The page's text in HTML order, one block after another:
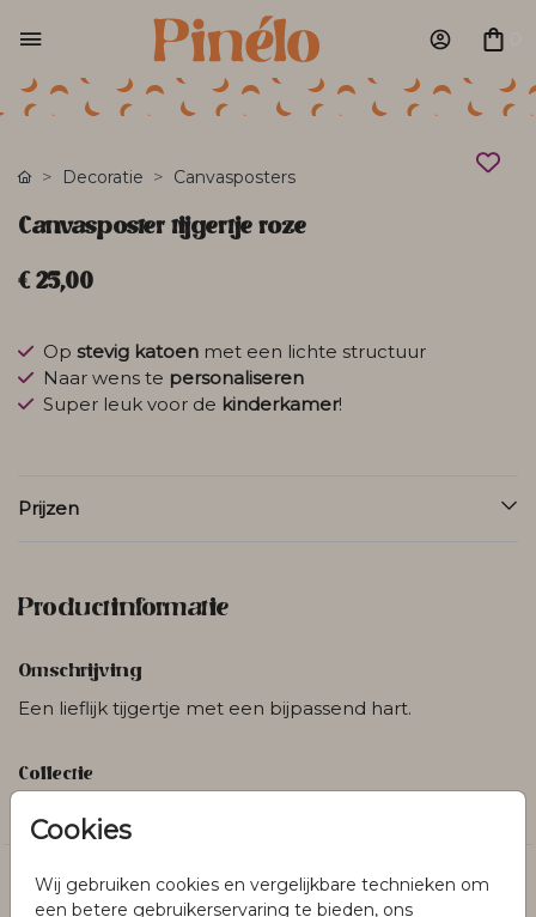
Cookies
Wij gebruiken cookies en vergelijkbare technieken om
een betere gebruikerservaring te bieden, ons
Decoratie Canvasposters
Canvasposter tijgertje roze
€ 25,00
Op stevig katoen met een lichte structuur
Naar wens te personaliseren
Super leuk voor de kinderkamer!
Prijzen
Productinformatie
Omschrijving
Een lieflijk tijgertje met een bijpassend hart.
Collectie
Dit vind je misschien ook leuk